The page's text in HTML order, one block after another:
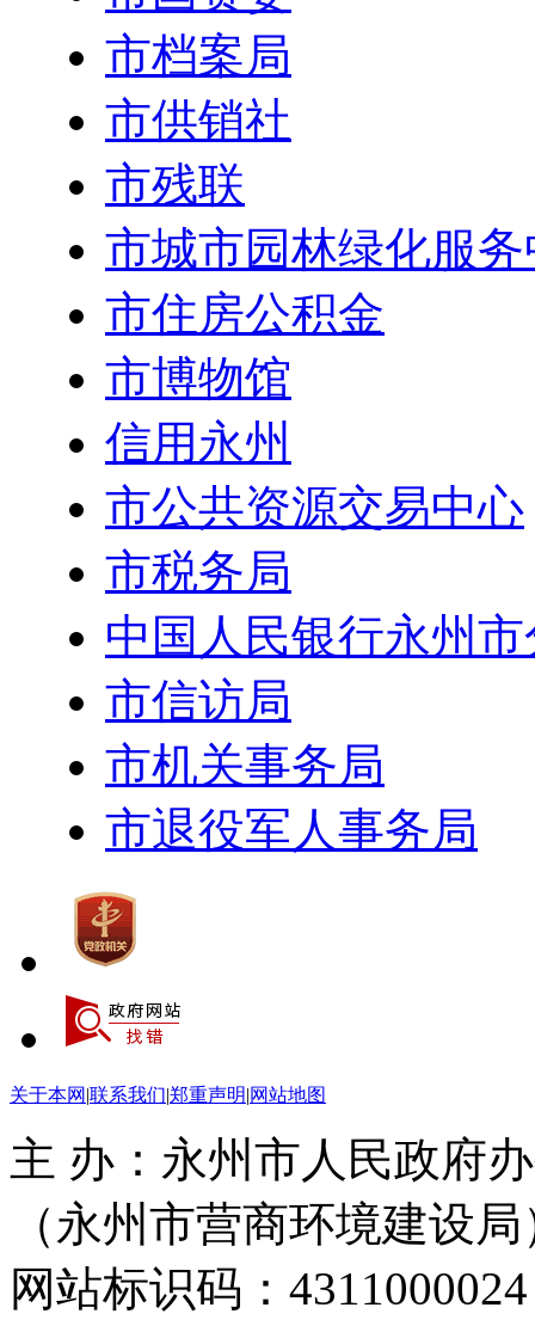
市档案局
市供销社
市残联
市城市园林绿化服
市住房公积金
市博物馆
信用永州
市公共资源交易中心
市税务局
中国人民银行永州
市信访局
市机关事务局
市退役军人事务局
关于本网 |联系我们|郑重声明|网站地图
主 办：永州市人民政府
（永州市营商环境建设局
网站标识码：